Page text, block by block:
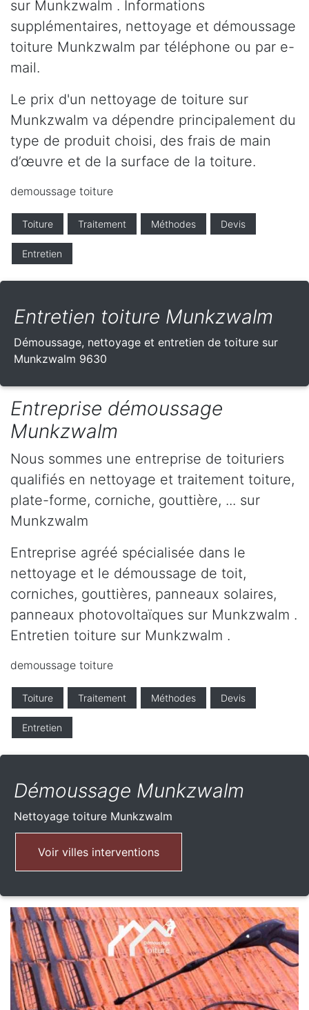
sur Munkzwalm . Informations
supplémentaires, nettoyage et démoussage
toiture Munkzwalm par téléphone ou par e-
mail.
Le prix d'un nettoyage de toiture sur
Munkzwalm va dépendre principalement du
type de produit choisi, des frais de main
d’œuvre et de la surface de la toiture.
demoussage toiture
Toiture Traitement Méthodes Devis
Entretien
Entretien toiture Munkzwalm
Démoussage, nettoyage et entretien de toiture sur
Munkzwalm 9630
Entreprise démoussage
Munkzwalm
Nous sommes une entreprise de toituriers
qualifiés en nettoyage et traitement toiture,
plate-forme, corniche, gouttière, ... sur
Munkzwalm
Entreprise agréé spécialisée dans le
nettoyage et le démoussage de toit,
corniches, gouttières, panneaux solaires,
panneaux photovoltaïques sur Munkzwalm .
Entretien toiture sur Munkzwalm .
demoussage toiture
Toiture Traitement Méthodes Devis
Entretien
Démoussage Munkzwalm
Nettoyage toiture Munkzwalm
Voir villes interventions